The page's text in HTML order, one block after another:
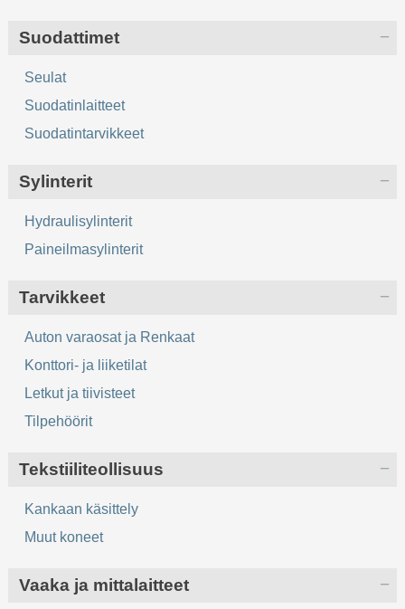
Suodattimet
Seulat
Suodatinlaitteet
Suodatintarvikkeet
Sylinterit
Hydraulisylinterit
Paineilmasylinterit
Tarvikkeet
Auton varaosat ja Renkaat
Konttori- ja liiketilat
Letkut ja tiivisteet
Tilpehöörit
Tekstiiliteollisuus
Kankaan käsittely
Muut koneet
Vaaka ja mittalaitteet